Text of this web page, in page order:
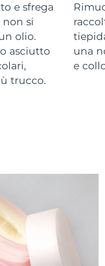
e sfrega
si
olio.
asciutto
trucco.
una
e